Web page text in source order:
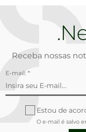
Receba nossas
E-mail: *
Estou de
O e-mail é salvo